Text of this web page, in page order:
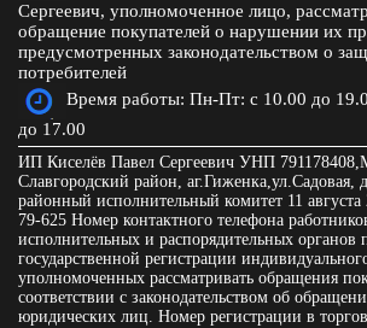
Сергеевич, уполномоченное лицо,
обращение покупателей о нарушении их
предусмотренных законодательством о
потребителей
Время работы: Пн-Пт: с 10.00 до
до 17.00
ИП Киселёв Павел Сергеевич УНП
Славгородский район, аг.Гиженка,ул.Садовая,
районный исполнительный комитет 11
79-625 Номер контактного телефона
исполнительных и распорядительных органов
государственной регистрации
уполномоченных рассматривать обращения
соответствии с законодательством об
юридических лиц. Номер регистрации в